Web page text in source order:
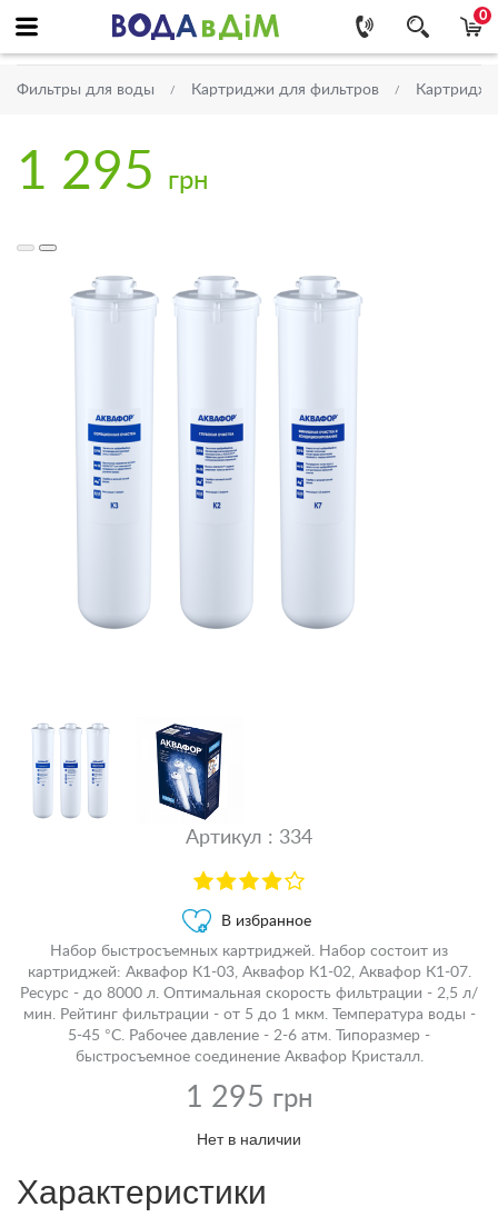
0
Фильтры для воды Картриджи для фильтров
1 295 грн
Артикул : 334
В избранное
Набор быстросъемных картриджей. Набор состоит из
картриджей: Аквафор К1-03, Аквафор К1-02, Аквафор К1-07.
Ресурс - до 8000 л. Оптимальная скорость фильтрации - 2,5 л/
мин. Рейтинг фильтрации - от 5 до 1 мкм. Температура воды -
5-45 °С. Рабочее давление - 2-6 атм. Типоразмер -
быстросъемное соединение Аквафор Кристалл.
1 295 грн
Нет в наличии
Характеристики